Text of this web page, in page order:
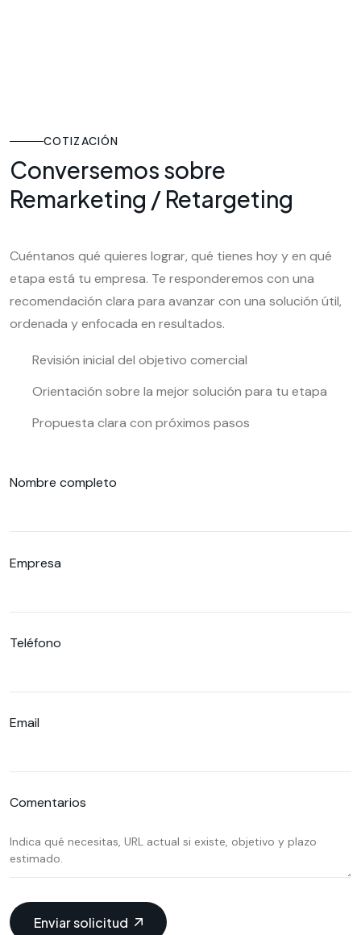
COTIZACIÓN
Conversemos sobre
Remarketing / Retargeting
Cuéntanos qué quieres lograr, qué tienes hoy y en qué
etapa está tu empresa. Te responderemos con una
recomendación clara para avanzar con una solución útil,
ordenada y enfocada en resultados.
Revisión inicial del objetivo comercial
Orientación sobre la mejor solución para tu etapa
Propuesta clara con próximos pasos
Nombre completo
Empresa
Teléfono
Email
Comentarios
Enviar solicitud